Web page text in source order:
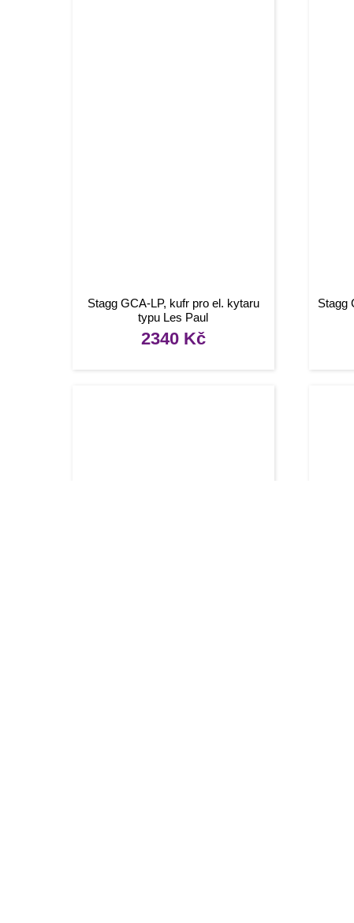
Stagg GCA-LP, kufr pro el. kytaru
typu Les Paul
2340 Kč
Stagg